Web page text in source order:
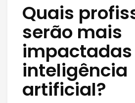
Quais
serão mais
inteligência
artificial?